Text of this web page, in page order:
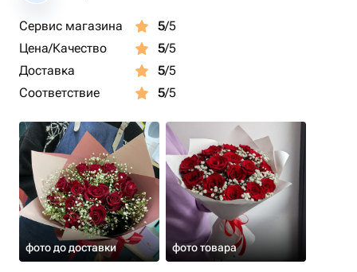
Сервис магазина 5/5
Цена/Качество
5/5
Доставка
5/5
Соответствие
5/5
фото до доставки фото товара